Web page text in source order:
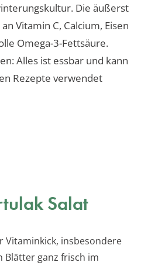
Die äußerst
Vitamin C, Calcium, Eisen
Omega-3-Fettsäure.
Alles ist essbar und kann
Rezepte verwendet
Salat
Vitaminkick, insbesondere
Blätter ganz frisch im